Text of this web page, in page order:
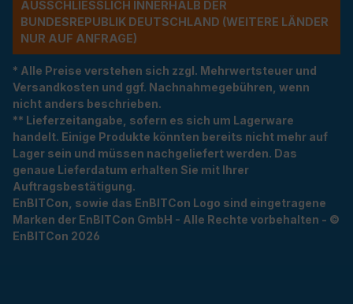
USSCHLIESSLICH INNERHALB DER BU
NDESREPUBLIK DEUTSCHLAND (WEITERE LÄNDER NU
R AUF ANFRAGE)
* Alle Preise verstehen sich zzgl. Mehrwertsteuer und
Versandkosten und ggf. Nachnahmegebühren, wenn
nicht anders beschrieben.
** Lieferzeitangabe, sofern es sich um Lagerware
handelt. Einige Produkte könnten bereits nicht mehr auf
Lager sein und müssen nachgeliefert werden. Das
genaue Lieferdatum erhalten Sie mit Ihrer
Auftragsbestätigung.
EnBITCon, sowie das EnBITCon Logo sind eingetragene
Marken der EnBITCon GmbH - Alle Rechte vorbehalten - ©
EnBITCon 2026